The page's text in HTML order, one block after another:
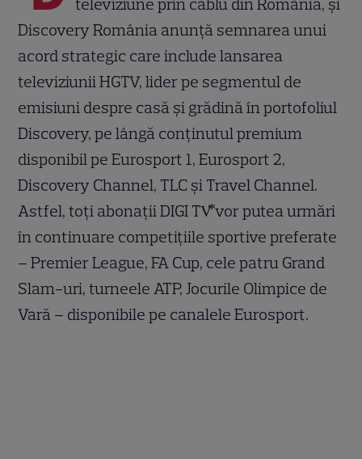
Discovery România anunță semnarea unui
acord strategic care include lansarea
televiziunii HGTV, lider pe segmentul de
emisiuni despre casă și grădină în portofoliul
Discovery, pe lângă conținutul premium
disponibil pe Eurosport 1, Eurosport 2,
Discovery Channel, TLC și Travel Channel.
Astfel, toți abonații DIGI TV⃰ vor putea urmări
în continuare competițiile sportive preferate
– Premier League, FA Cup, cele patru Grand
Slam-uri, turneele ATP, Jocurile Olimpice de
Vară – disponibile pe canalele Eurosport.